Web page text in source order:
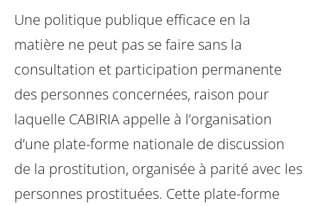
Une politique publique efficace en la
matière ne peut pas se faire sans la
consultation et participation permanente
des personnes concernées, raison pour
laquelle CABIRIA appelle à l’organisation
d’une plate-forme nationale de discussion
de la prostitution, organisée à parité avec les
personnes prostituées. Cette plate-forme